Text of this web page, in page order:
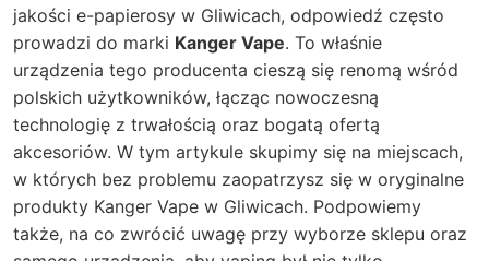
jakości e-papierosy w Gliwicach, odpowiedź często
prowadzi do marki Kanger Vape. To właśnie
urządzenia tego producenta cieszą się renomą wśród
polskich użytkowników, łącząc nowoczesną
technologię z trwałością oraz bogatą ofertą
akcesoriów. W tym artykule skupimy się na miejscach,
w których bez problemu zaopatrzysz się w oryginalne
produkty Kanger Vape w Gliwicach. Podpowiemy
także, na co zwrócić uwagę przy wyborze sklepu oraz